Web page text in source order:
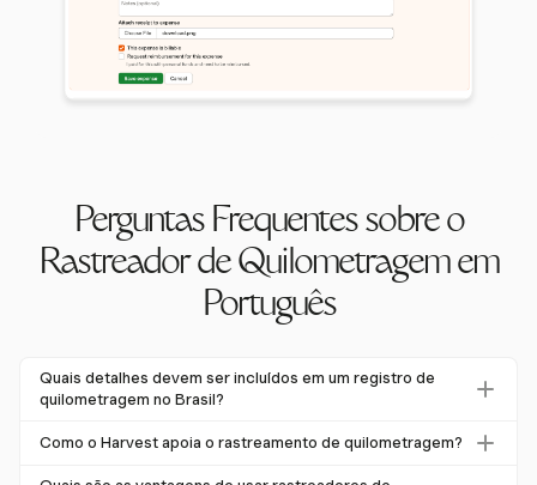
Perguntas Frequentes sobre o
Rastreador de Quilometragem em
Português
Quais detalhes devem ser incluídos em um registro de
quilometragem no Brasil?
Um registro de quilometragem no Brasil deve incluir o
Como o Harvest apoia o rastreamento de quilometragem?
O Harvest permite que os usuários insiram manualmente a